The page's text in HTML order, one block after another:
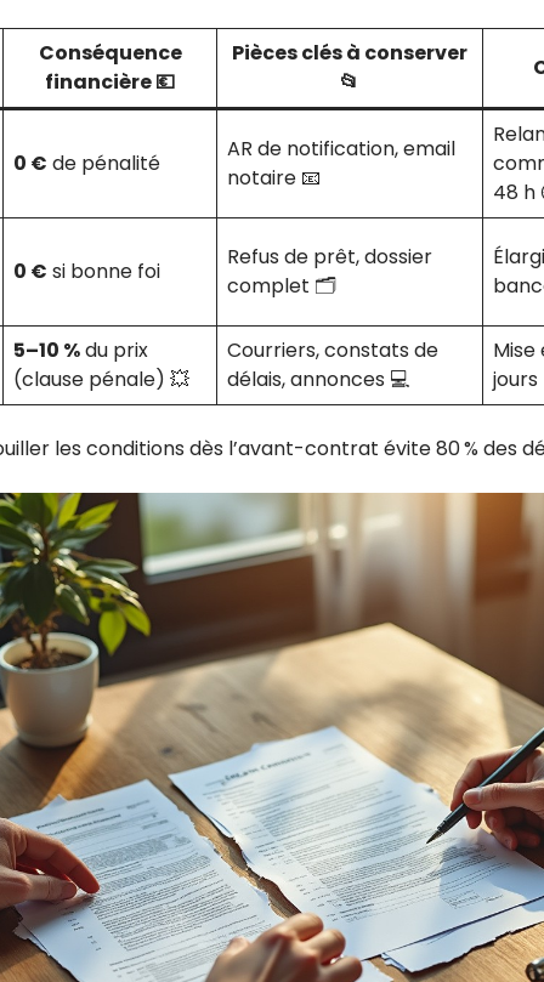
Conséquence
financière 💶
Pièces clés à conserver
📂
0 € de pénalité
AR de notification, email
notaire 📧
48
0 € si bonne foi
Refus de prêt, dossier
complet 🗂️
5–10 %du prix
(clause pénale) 💥
Courriers, constats de
délais, annonces 💻
Mise
les conditions dès l’avant-contrat évite 80 % des